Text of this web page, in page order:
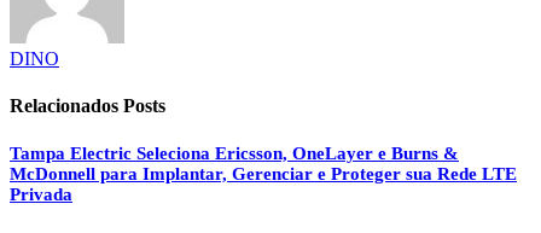
DINO
Relacionados Posts
Tampa Electric Seleciona Ericsson, OneLayer e Burns &
McDonnell para Implantar, Gerenciar e Proteger sua Rede LTE
Privada